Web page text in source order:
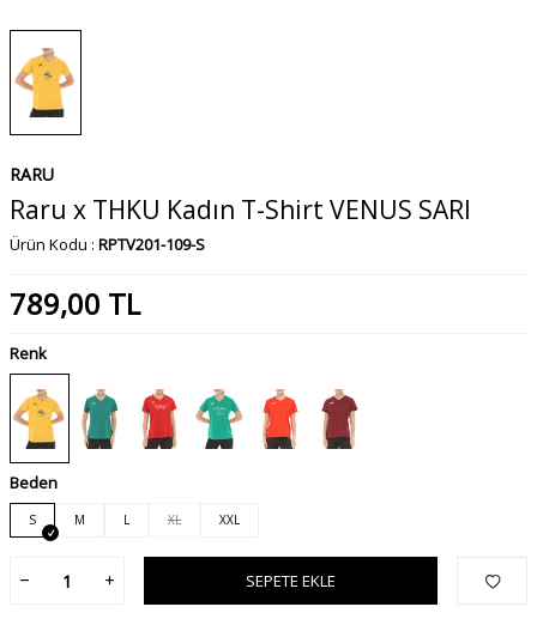
RARU
Raru x THKU Kadın T-Shirt VENUS SARI
Ürün Kodu : RPTV201-109-S
789,00 TL
Renk
Beden
S M L XL XXL
SEPETE EKLE